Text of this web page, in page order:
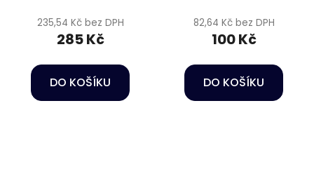
235,54 Kč bez DPH
285 Kč
DO KOŠÍKU
82,64 Kč bez DPH
100 Kč
DO KOŠÍKU